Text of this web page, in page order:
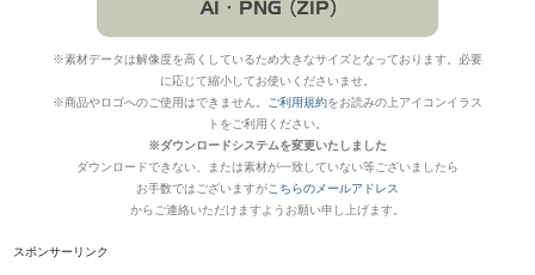
※素材データは解像度を高くしているため大きなサイズとなっております。必要
に応じて縮小してお使いくださいませ。
※商品やロゴへのご使用はできません。
ご利用規約をお読みの上アイコンイラス
トをご利用ください。
※ダウンロードシステムを変更いたしました
ダウンロードできない、または素材が一致していない等ございましたら
お手数ではございますがこちらのメールアドレス
からご連絡いただけますようお願い申し上げます。
スポンサーリンク